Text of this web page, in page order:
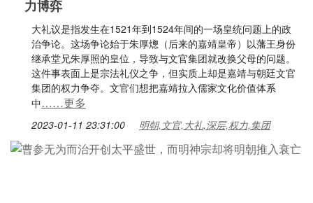
力博弈
大礼议是指发生在1521年到1524年间的一场皇统问题上的政
治争论。这场争论始于朱厚熜（后来的嘉靖皇帝）以藩王身份
继承堂兄朱厚照的皇位，导致与文官集团就改换父母的问题。
这件事表面上是宗法礼仪之争，但实质上却是嘉靖与朝廷文官
集团的权力争夺。文官们想把嘉靖拉入儒家文化价值体系
中……更多
2023-01-11 23:31:00 明朝,文官,大礼,深层,权力,集团